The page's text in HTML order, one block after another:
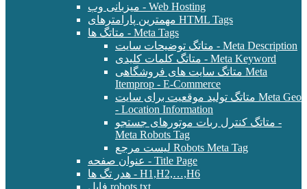
میزبانی وب - Web Hosting
مهمترین پارامترهای HTML Tags
متاتگ ها - Meta Tags
متاتگ توضیحات سایت - Meta Description
متاتگ کلمات کلیدی - Meta Keyword
متاتگ سایت های فروشگاهی Meta
Itemprop - E-Commerce
متاتگ تولید موقعیت برای سایت Meta Geo
- Location Information
متاتگ کنترل ربات موتورهای جستجو -
Meta Robots Tag
لیست مرجع Robots Meta Tag
عنوان صفحه - Title Page
هدر تگ ها - H1,H2,…,H6
فایل robots.txt